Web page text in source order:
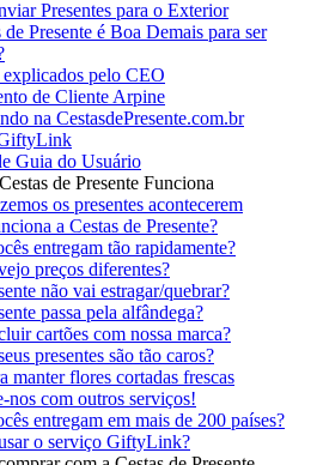
Presentes para o Exterior
de Presente é Boa Demais para ser
explicados pelo CEO
de Cliente Arpine
na CestasdePresente.com.br
Guia do Usuário
de Presente Funciona
os presentes acontecerem
a Cestas de Presente?
entregam tão rapidamente?
preços diferentes?
não vai estragar/quebrar?
passa pela alfândega?
cartões com nossa marca?
presentes são tão caros?
manter flores cortadas frescas
nos com outros serviços!
entregam em mais de 200 países?
o serviço GiftyLink?